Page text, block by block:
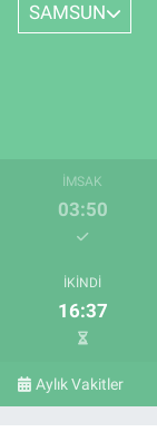
SAMSUN
İMSAK
03:50
İKINDI
16:37
Aylık Vakitler